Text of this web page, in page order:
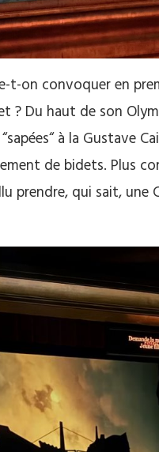
t-on convoquer en
? Du haut de son
à la Gustave
de bidets. Plus
prendre, qui sait, une